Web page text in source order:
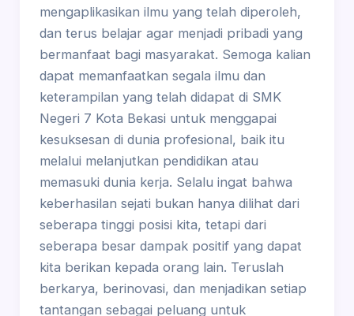
mengaplikasikan ilmu yang telah diperoleh,
dan terus belajar agar menjadi pribadi yang
bermanfaat bagi masyarakat. Semoga kalian
dapat memanfaatkan segala ilmu dan
keterampilan yang telah didapat di SMK
Negeri 7 Kota Bekasi untuk menggapai
kesuksesan di dunia profesional, baik itu
melalui melanjutkan pendidikan atau
memasuki dunia kerja. Selalu ingat bahwa
keberhasilan sejati bukan hanya dilihat dari
seberapa tinggi posisi kita, tetapi dari
seberapa besar dampak positif yang dapat
kita berikan kepada orang lain. Teruslah
berkarya, berinovasi, dan menjadikan setiap
tantangan sebagai peluang untuk